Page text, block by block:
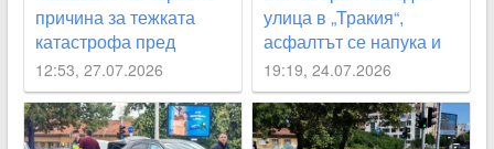
причина за тежката
катастрофа пред
кметството в “Тракия“
12:53, 27.07.2026
улица в „Тракия“,
асфалтът се напука и
пропада
19:19, 24.07.2026